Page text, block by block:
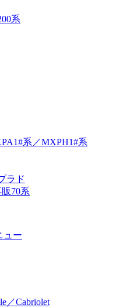
系
系／MXPH1#系
ラド
70系
ュー
／Cabriolet